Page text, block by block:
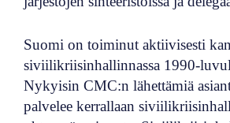
Suomi on toiminut aktiivisesti
siviilikriisinhallinnassa 1990-
Nykyisin CMC:n lähettämiä
palvelee kerrallaan